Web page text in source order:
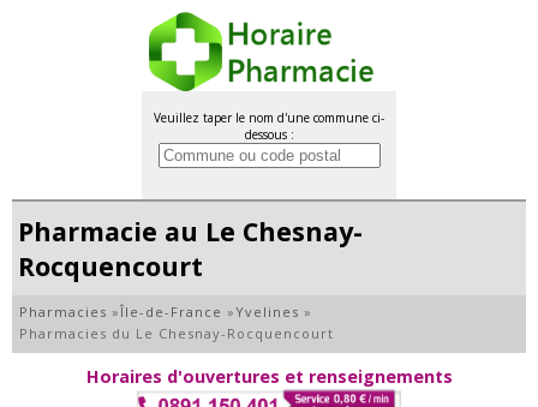
Veuillez taper le nom d'une commune ci-
dessous :
Pharmacie au Le Chesnay-
Rocquencourt
Pharmacies »Île-de-France »Yvelines »
Pharmacies du Le Chesnay-Rocquencourt
Horaires d'ouvertures et renseignements